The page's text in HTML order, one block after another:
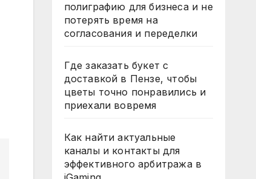
полиграфию для бизнеса и не
потерять время на
согласования и переделки
Где заказать букет с
доставкой в Пензе, чтобы
цветы точно понравились и
приехали вовремя
Как найти актуальные
каналы и контакты для
эффективного арбитража в